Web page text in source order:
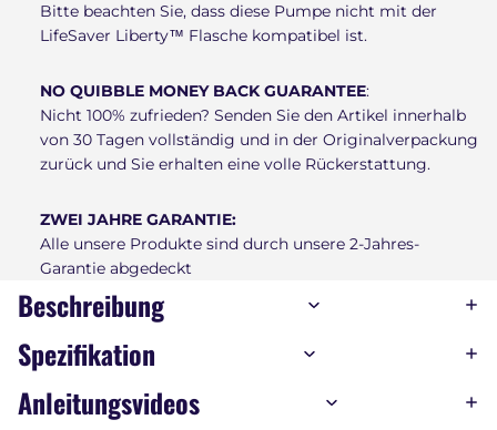
Bitte beachten Sie, dass diese Pumpe nicht mit der
LifeSaver Liberty™ Flasche kompatibel ist.
NO QUIBBLE MONEY BACK GUARANTEE:
Nicht 100% zufrieden? Senden Sie den Artikel innerhalb
von 30 Tagen vollständig und in der Originalverpackung
zurück und Sie erhalten eine volle Rückerstattung.
ZWEI JAHRE GARANTIE:
Alle unsere Produkte sind durch unsere 2-Jahres-
Garantie abgedeckt
Beschreibung
Spezifikation
Anleitungsvideos